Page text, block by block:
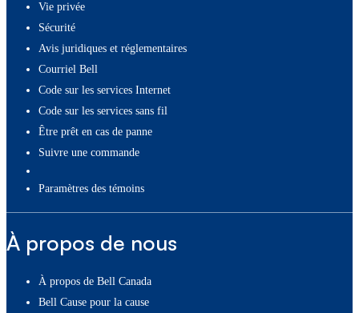
Vie privée
Sécurité
Avis juridiques et réglementaires
Courriel Bell
Code sur les services Internet
Code sur les services sans fil
Être prêt en cas de panne
Suivre une commande
paramètres des témoins
À propos de nous
À propos de Bell Canada
Bell Cause pour la cause